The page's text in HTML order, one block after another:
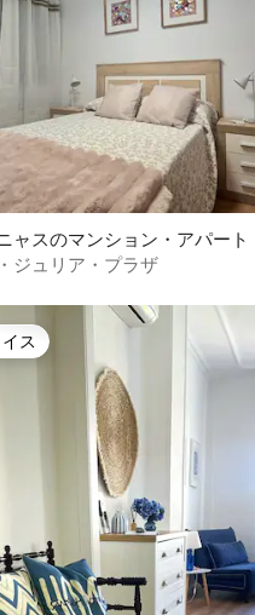
ャスのマンション・アパート
ジュリア・プラザ
ス
ス